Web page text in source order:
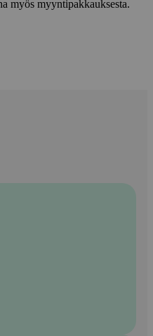
myös myyntipakkauksesta.